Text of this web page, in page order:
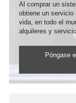
Al comprar un
obtiene un
vida, en todo el
alquileres y
Póngase